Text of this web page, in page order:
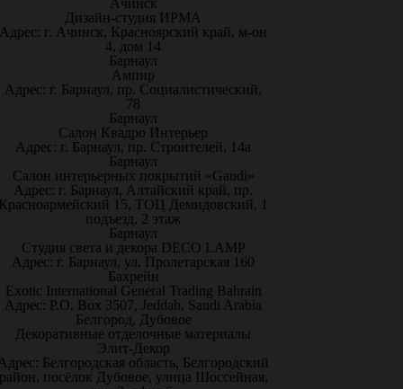
Ачинск
Дизайн-студия ИРМА
Адрес: г. Ачинск, Красноярский край, м-он
4, дом 14
Барнаул
Ампир
Адрес: г. Барнаул, пр. Социалистический,
78
Барнаул
Салон Квадро Интерьер
Адрес: г. Барнаул, пр. Строителей, 14а
Барнаул
Салон интерьерных покрытий «Gaudi»
Адрес: г. Барнаул, Алтайский край, пр.
15, ТОЦ Демидовский, 1
подъезд, 2 этаж
Барнаул
Студия света и декора DECO LAMP
Адрес: г. Барнаул, ул. Пролетарская 160
Бахрейн
Exotic International General Trading Bahrain
Адрес: P.O. Box 3507, Jeddah, Saudi Arabia
Белгород, Дубовое
Декоративные отделочные материалы
Элит-Декор
Белгородская область, Белгородский
посёлок Дубовое, улица Шоссейная,